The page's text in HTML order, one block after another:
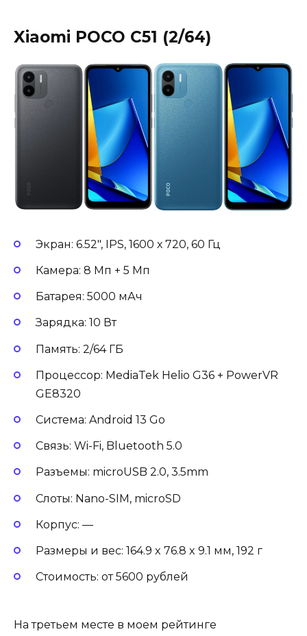
Xiaomi POCO C51 (2/64)
Экран: 6.52″, IPS, 1600 х 720, 60 Гц
Камера: 8 Мп + 5 Мп
Батарея: 5000 мАч
Зарядка: 10 Вт
Память: 2/64 ГБ
Процессор: MediaTek Helio G36 + PowerVR
GE8320
Система: Android 13 Go
Связь: Wi-Fi, Bluetooth 5.0
Разъемы: microUSB 2.0, 3.5mm
Слоты: Nano-SIM, microSD
Корпус: —
Размеры и вес: 164.9 x 76.8 x 9.1 мм, 192 г
Стоимость: от 5600 рублей
На третьем месте в моем рейтинге